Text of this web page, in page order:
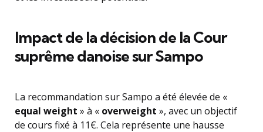
Impact de la décision de la Cour
suprême danoise sur Sampo
La recommandation sur Sampo a été élevée de «
equal weight » à « overweight », avec un objectif
de cours fixé à 11€. Cela représente une hausse